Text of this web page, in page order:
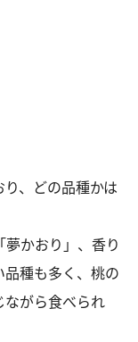
、どの品種かは
かおり」、香り
種も多く、桃の
ながら食べられ